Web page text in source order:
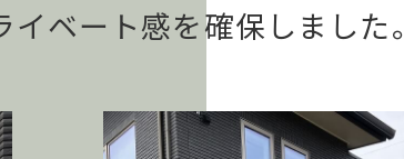
ベート感を確保しました。